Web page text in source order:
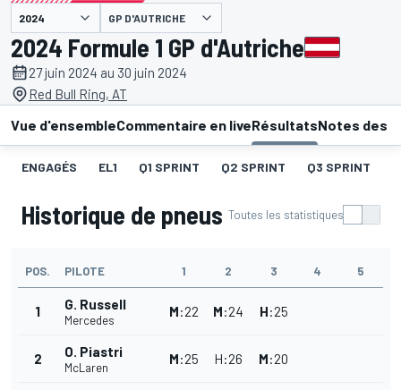
présenté par GP D'AUTRICHE
2024 Formule 1 GP d'Autriche
27 juin 2024 au 30 juin 2024
Red Bull Ring, AT
Vue d'ensembleCommentaire en liveRésultatsNotes des
ENGAGÉS EL1 Q1 SPRINT Q2 SPRINT Q3 SPRINT
Historique de pneus Toutes les statistiques
POS. PILOTE 1 2 3 4 5
1 G. Russell
Mercedes
M:22 M:24 H:25
2 O. Piastri
McLaren
M:25 H:26 M:20